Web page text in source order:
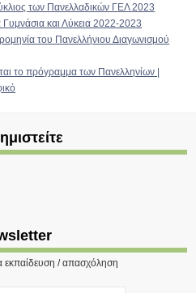
των Πανελλαδικών ΓΕΛ 2023
και Λύκεια 2022-2023
του Πανελλήνιου Διαγωνισμού
το πρόγραμμα των Πανελληνίων |
εκπαίδευση / απασχόληση